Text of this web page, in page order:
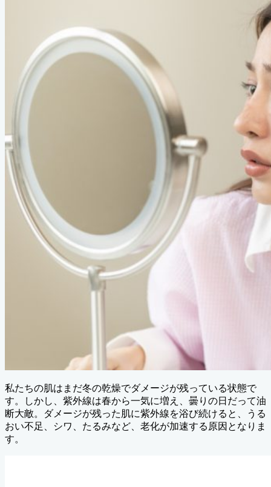
私たちの肌はまだ冬の乾燥でダメージが残っている状態で
す。しかし、紫外線は春から一気に増え、曇りの日だって油
断大敵。ダメージが残った肌に紫外線を浴び続けると、うる
おい不足、シワ、たるみなど、老化が加速する原因となりま
す。